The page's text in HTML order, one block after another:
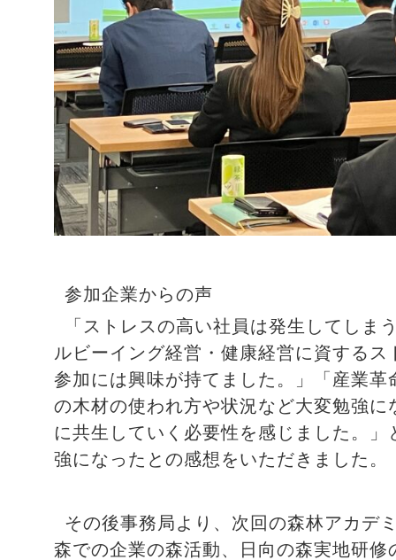
参加企業からの声
「ストレスの高い社員は発生してしま
ルビーイング経営・健康経営に資する
参加には興味が持てました。」「産業革
の木材の使われ方や状況など大変勉強に
に共生していく必要性を感じました。
強になったとの感想をいただきました。
その後事務局より、次回の森林アカデ
森での企業の森活動、日向の森実地研修